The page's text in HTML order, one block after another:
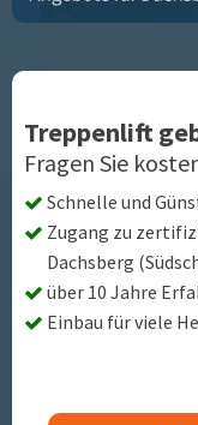
Treppenlift
Fragen Sie
Schnelle und
Zugang zu
Dachsberg
über 10 Jahre
Einbau für viele